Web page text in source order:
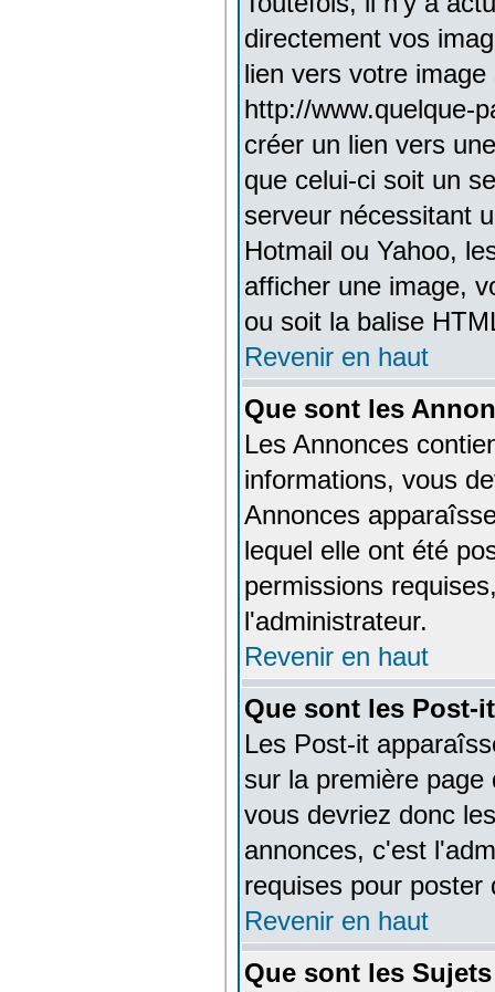
directement vos
lien vers votre
http://www.quelque-
créer un lien vers
que celui-ci soit un
serveur nécessitant
Hotmail ou Yahoo,
afficher une image,
ou soit la balise
Revenir en haut
Que sont les
Les Annonces
informations, vous
Annonces
lequel elle ont été
permissions
l'administrateur.
Revenir en haut
Que sont les Post-
Les Post-it
sur la première
vous devriez donc
annonces, c'est
requises pour
Revenir en haut
Que sont les